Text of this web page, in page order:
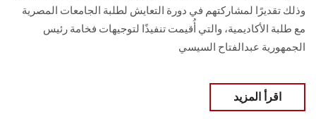
وذلك تقديرًا لمشاركتهم في دورة التعايش لطلبة الجامعات المصرية
مع طلبة الأكاديمية، والتي أُقيمت تنفيذًا لتوجيهات فخامة رئيس
الجمهورية عبدالفتاح السيسي
اقرأ المزيد